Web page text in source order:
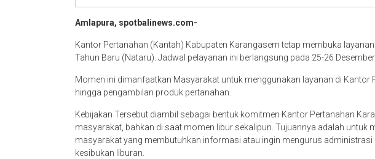
Amlapura, spotbalinews.com-
Kantor Pertanahan (Kantah) Kabupaten Karangasem tetap membuka
Tahun Baru (Nataru). Jadwal pelayanan ini berlangsung pada 25-26
Momen ini dimanfaatkan Masyarakat untuk menggunakan layanan di Kantor
hingga pengambilan produk pertanahan.
Kebijakan Tersebut diambil sebagai bentuk komitmen Kantor Pertanahan
masyarakat, bahkan di saat momen libur sekalipun. Tujuannya adalah untuk
masyarakat yang membutuhkan informasi atau ingin mengurus administrasi
kesibukan liburan.